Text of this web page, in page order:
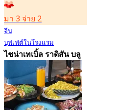
มา 3 จ่าย 2
จีน
บุฟเฟ่ต์ในโรงแรม
ไชน่าเทเบิ้ล ราดิสัน บลู
พลาซ่า แบงคอก
4.6
4.5K การจอง
จาก฿ 392